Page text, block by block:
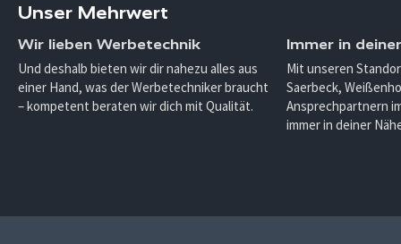
Unser Mehrwert
Wir lieben Werbetechnik
Und deshalb bieten wir dir nahezu alles aus
einer Hand, was der Werbetechniker braucht
– kompetent beraten wir dich mit Qualität.
Immer in
Mit unseren
Saerbeck,
Ansprechpartnern
immer in deiner